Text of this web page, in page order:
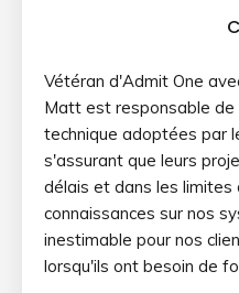
Vétéran d'Admit One
Matt est responsable
technique adoptées par
s'assurant que leurs
délais et dans les limites
connaissances sur nos
inestimable pour nos
lorsqu'ils ont besoin de